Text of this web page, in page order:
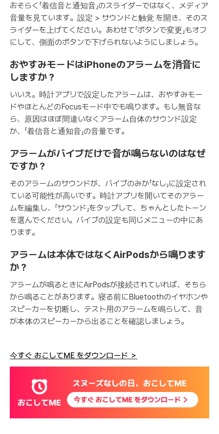
おそらく「着信音と通知音」のスライダーではなく、メディア
音量を見ています。設定 > サウンドと触覚 を開き、そのス
ライダーを上げてください。あわせて「ボタンで変更」もオフ
にして、側面のボタンで下げられないようにしましょう。
おやすみモードはiPhoneのアラームを消音に
しますか？
いいえ。時計アプリで設定したアラームは、おやすみモー
ドやほとんどのFocusモード中でも鳴ります。もし無音な
ら、原因はほぼ間違いなくアラーム自体のサウンド設定
か、「着信音と通知音」の音量です。
アラームがバイブだけで音が鳴らないのはなぜ
ですか？
そのアラームのサウンドが、バイブのみか「なし」に設定され
ている可能性が高いです。時計アプリを開いてそのアラー
ムを編集し、「サウンド」をタップして、ちゃんとしたトーン
を選んでください。バイブの設定も同じメニューの中にあ
ります。
アラームは本体ではなくAirPodsから鳴ります
か？
アラームが鳴るときにAirPodsが接続されていれば、そちら
から鳴ることがあります。寝る前にBluetoothのイヤホンや
スピーカーを切断し、テスト用のアラームを鳴らして、音
が本体のスピーカーから出ることを確認しましょう。
今すぐ おこしてME をダウンロード ＞